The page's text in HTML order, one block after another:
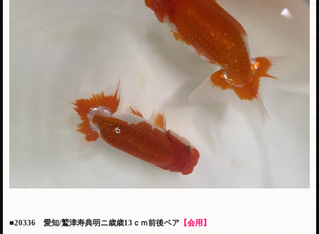
■20336 愛知/鷲津寿典明ニ歳歳13ｃｍ前後ペア 【会用】